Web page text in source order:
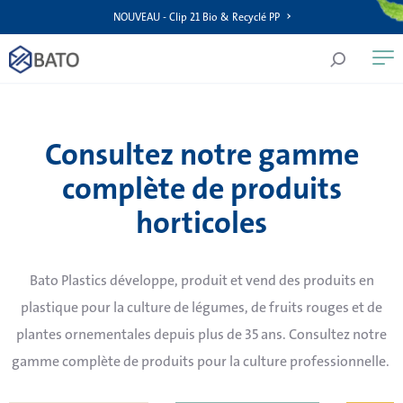
NOUVEAU - Clip 21 Bio & Recyclé PP
Consultez notre gamme
complète de produits
horticoles
Bato Plastics développe, produit et vend des produits en
plastique pour la culture de légumes, de fruits rouges et de
plantes ornementales depuis plus de 35 ans. Consultez notre
gamme complète de produits pour la culture professionnelle.